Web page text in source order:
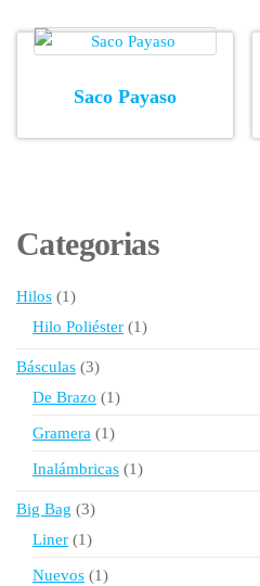
Saco Payaso
Categorias
Hilos 11
producto
Hilo Poliéster 11
Básculas 33
productos
De Brazo 11
Gramera 11
Inalámbricas 11
Big Bag
33
productos
Liner 11
Nuevos 11